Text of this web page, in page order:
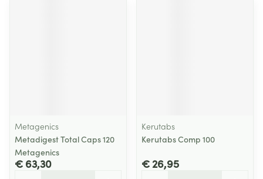
Metagenics
Metadigest Total Caps 120
Metagenics
€ 63,30
Kerutabs
Kerutabs Comp 100
€ 26,95